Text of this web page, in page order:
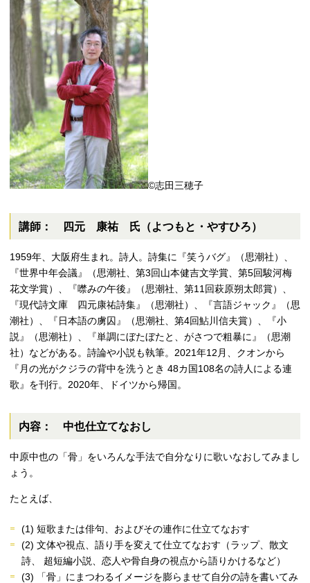
©志田三穂子
講師： 四元 康祐 氏（よつもと・やすひろ）
1959年、大阪府生まれ。詩人。詩集に『笑うバグ』（思潮社）、
『世界中年会議』（思潮社、第3回山本健吉文学賞、第5回駿河梅
花文学賞）、『噤みの午後』（思潮社、第11回萩原朔太郎賞）、
『現代詩文庫 四元康祐詩集』（思潮社）、『言語ジャック』（思
潮社）、『日本語の虜囚』（思潮社、第4回鮎川信夫賞）、『小
説』（思潮社）、『単調にぼたぼたと、がさつで粗暴に』（思潮
社）などがある。詩論や小説も執筆。2021年12月、クオンから
『月の光がクジラの背中を洗うとき 48カ国108名の詩人による連
歌』を刊行。2020年、ドイツから帰国。
内容： 中也仕立てなおし
中原中也の「骨」をいろんな手法で自分なりに歌いなおしてみまし
ょう。
たとえば、
(1) 短歌または俳句、およびその連作に仕立てなおす
(2) 文体や視点、語り手を変えて仕立てなおす（ラップ、散文
詩、 超短編小説、恋人や骨自身の視点から語りかけるなど）
(3)
「骨」にまつわるイメージを膨らませて自分の詩を書いてみ